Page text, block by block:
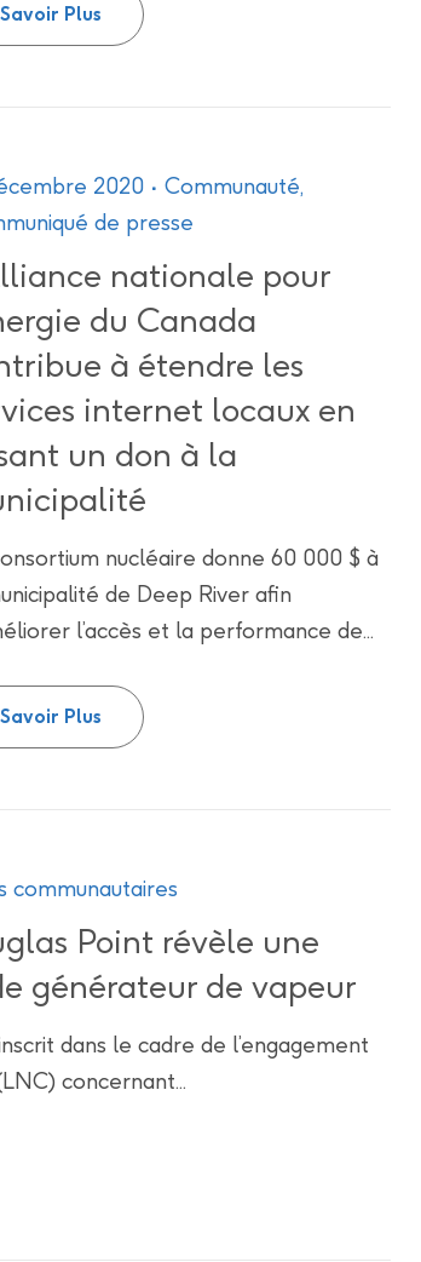
Savoir Plus
2020 Communauté,
de presse
nationale pour
du Canada
à étendre les
internet locaux en
un don à la
nucléaire donne 60 000 $ à
de Deep River afin
l’accès et la performance de...
Savoir Plus
L’Alliance nationale pour
communautaires
Point révèle une
générateur de vapeur
dans le cadre de l’engagement
concernant...
révèle une défaillance dans une